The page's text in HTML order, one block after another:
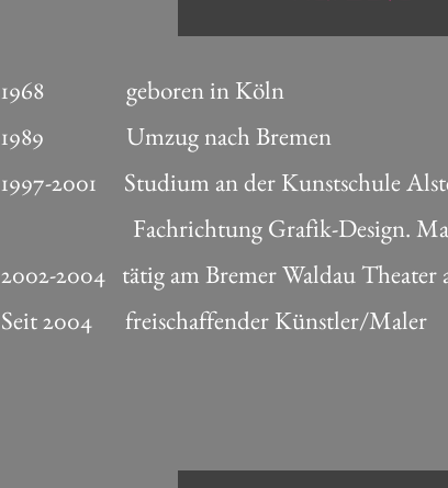
1968 geboren in Köln
1989 Umzug nach Bremen
1997-2001 Studium an der Kunstschule
Fachrichtung Grafik-Design.
2002-2004 tätig am Bremer Waldau
Seit 2004 freischaffender Künstler/Maler